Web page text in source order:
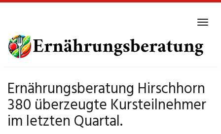
main
content
Ernährungsberatung Hirschhorn
380 überzeugte Kursteilnehmer
im letzten Quartal.